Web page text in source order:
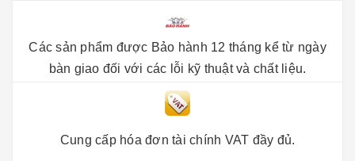
Các sản phẩm được Bảo hành 12 tháng kể từ ngày
bàn giao đối với các lỗi kỹ thuật và chất liệu.
Cung cấp hóa đơn tài chính VAT đầy đủ.